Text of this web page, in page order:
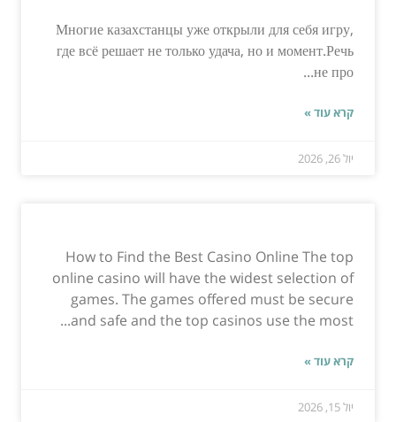
Многие казахстанцы уже открыли для себя игру,
где всё решает не только удача, но и момент.Речь
не про...
קרא עוד »
יול 26, 2026
How to Find the Best Casino Online The top
online casino will have the widest selection of
games. The games offered must be secure
and safe and the top casinos use the most...
קרא עוד »
יול 15, 2026